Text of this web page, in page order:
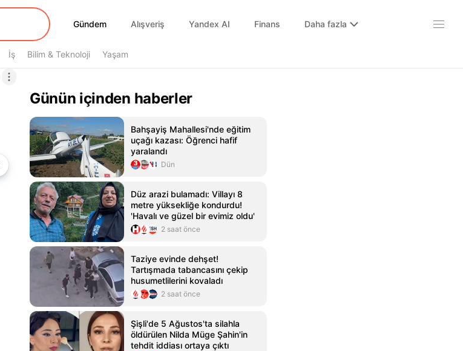
Gündem
Gündem Alışveriş Yandex AI Finans Daha fazla
İş Bilim & Teknoloji Yaşam
Günün içinden haberler
Bahşayiş Mahallesi'nde eğitim
uçağı kazası: Öğrenci hafif
yaralandı
Dün
Düz arazi bulamadı: Villayı 8
metre yüksekliğe kondurdu!
'Havalı ve güzel bir evimiz oldu'
2 saat önce
Taziye evinde dehşet!
Tartışmada tabancasını çekip
husumetlilerini kovaladı
2 saat önce
Şişli'de 5 Ağustos'ta silahla
öldürülen Nilda Müge Şahin'in
tehdit iddiası ortaya çıktı